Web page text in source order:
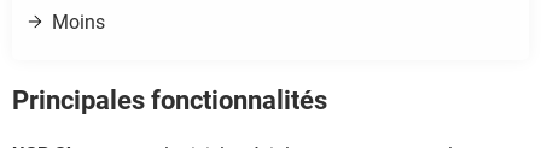
Moins
Principales fonctionnalités